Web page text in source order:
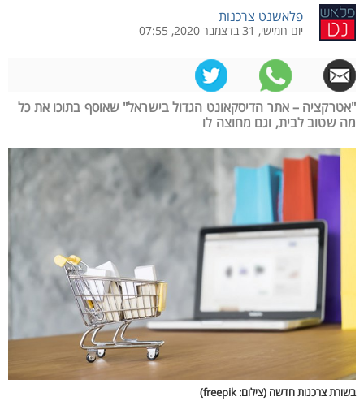
פלאשנט צרכנות
יום חמישי, 31 בדצמבר 2020, 07:55
"אטרקציה – אתר הדיסקאונט הגדול בישראל" שאוסף בתוכו את כל
מה שטוב לבית, וגם מחוצה לו
בשורת צרכנות חדשה (צילום: freepik)